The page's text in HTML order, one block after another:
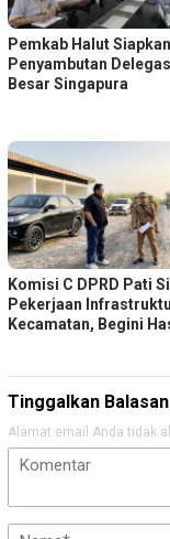
Pemkab Halut Siapkan
Penyambutan
Besar Singapura
Komisi C DPRD Pati
Pekerjaan
Kecamatan, Begini
Tinggalkan Balasan
Alamat email Anda tidak